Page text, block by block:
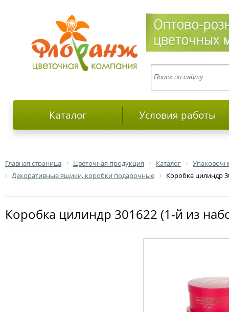
Каталог Условия работы
Главная страница Цветочная продукция Каталог
Декоративные ящики, коробки подарочные
Коробка цилиндр
Коробка цилиндр 301622 (1-й из